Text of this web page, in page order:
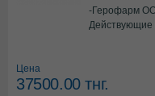
-Герофарм
Действующие
Цена
37500.00тнг.